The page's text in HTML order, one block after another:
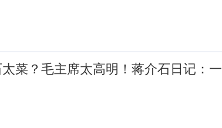
菜？毛主席太高明！蒋介石日记：一